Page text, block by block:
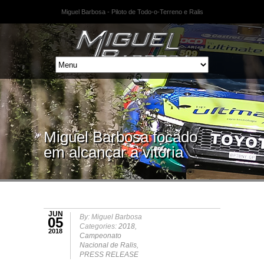
Miguel Barbosa - Piloto de Todo-o-Terreno e Ralis
Miguel Barbosa focado
em alcançar a vitória
JUN
05
2018
By: Miguel Barbosa
Categories: 2018,
Campeonato
Nacional de Ralis,
PRESS RELEASE